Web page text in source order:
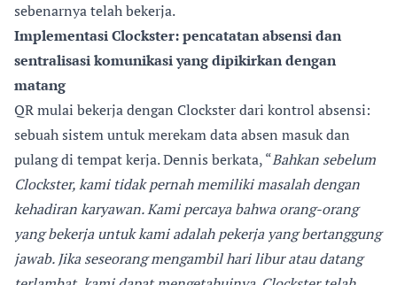
sebenarnya telah bekerja.
Implementasi Clockster: pencatatan absensi dan
sentralisasi komunikasi yang dipikirkan dengan
matang
QR mulai bekerja dengan Clockster dari kontrol absensi:
sebuah sistem untuk merekam data absen masuk dan
pulang di tempat kerja. Dennis berkata, “Bahkan sebelum
Clockster, kami tidak pernah memiliki masalah dengan
kehadiran karyawan. Kami percaya bahwa orang-orang
yang bekerja untuk kami adalah pekerja yang bertanggung
jawab. Jika seseorang mengambil hari libur atau datang